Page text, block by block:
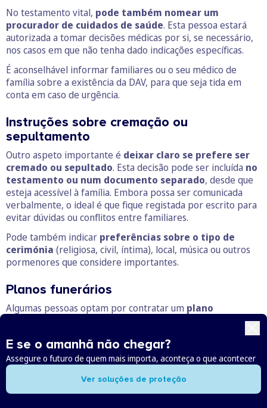
No testamento vital, pode também nomear um
procurador de cuidados de saúde. Esta pessoa estará
autorizada a tomar decisões médicas por si, se necessário,
nos casos em que não tenha dado indicações específicas.
É aconselhável informar familiares ou o seu médico de
família sobre a existência da DAV, para que seja tida em
conta em caso de urgência.
Instruções sobre cremação ou
sepultamento
Outro aspeto importante é deixar claro se prefere ser
cremado ou sepultado. Esta decisão pode ser incluída no
testamento ou num documento separado, desde que
esteja acessível à família. Embora possa ser comunicada
verbalmente, o ideal é que fique registada por escrito para
evitar dúvidas ou conflitos entre familiares.
Pode também indicar preferências sobre o tipo de
cerimónia (religiosa, civil, íntima), local, música ou outros
pormenores que considere importantes.
Planos funerários
Algumas pessoas optam por contratar um plano
antecipadamente os custos associados ao funeral e garantir
que tudo decorre conforme os seus desejos. Estes planos
podem incluir o tipo de cerimónia, local, transporte, urna,
flores e outros elementos logísticos.
Embora não sejam obrigatórios, os planos funerários
E se o amanhã não chegar?
Assegure o futuro de quem mais importa, aconteça o que acontecer
Ver soluções de proteção